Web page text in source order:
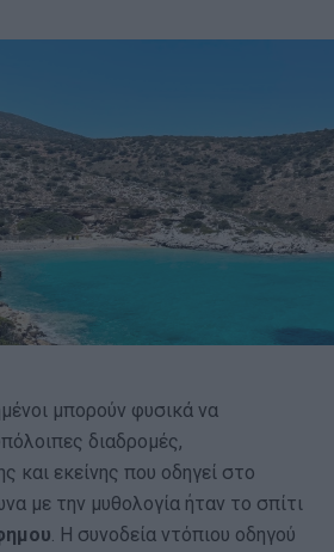
μπορούν φυσικά να
διαδρομές,
και εκείνης που οδηγεί στο
με την μυθολογία ήταν το σπίτι
. Η συνοδεία ντόπιου οδηγού